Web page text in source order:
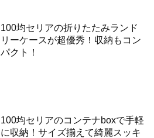
100均セリアの折りたたみランド
リーケースが超優秀！収納もコン
パクト！
100均セリアのコンテナboxで手軽
に収納！サイズ揃えて綺麗スッキ